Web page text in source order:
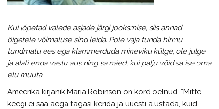
Kui lõpetad valede asjade järgi jooksmise, siis annad
õigetele võimaluse sind leida. Pole vaja tunda hirmu
tundmatu ees ega klammerduda mineviku külge, ole julge
ja alati enda vastu aus ning sa näed, kui palju võid sa ise oma
elu muuta.
Ameerika kirjanik Maria Robinson on kord öelnud, “Mitte
keegi ei saa aega tagasi kerida ja uuesti alustada, kuid